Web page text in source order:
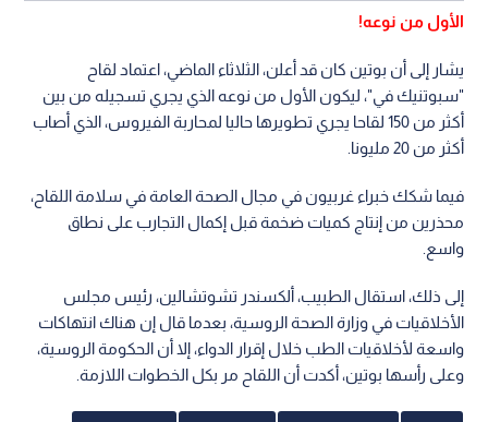
الأول من نوعه!
يشار إلى أن بوتين كان قد أعلن، الثلاثاء الماضي، اعتماد لقاح
"سبوتنيك في"، ليكون الأول من نوعه الذي يجري تسجيله من بين
أكثر من 150 لقاحا يجري تطويرها حاليا لمحاربة الفيروس، الذي أصاب
أكثر من 20 مليونا.
فيما شكك خبراء غربيون في مجال الصحة العامة في سلامة اللقاح،
محذرين من إنتاج كميات ضخمة قبل إكمال التجارب على نطاق
واسع.
إلى ذلك، استقال الطبيب، ألكسندر تشوتشالين، رئيس مجلس
الأخلاقيات في وزارة الصحة الروسية، بعدما قال إن هناك انتهاكات
واسعة لأخلاقيات الطب خلال إقرار الدواء، إلا أن الحكومة الروسية،
وعلى رأسها بوتين، أكدت أن اللقاح مر بكل الخطوات اللازمة.